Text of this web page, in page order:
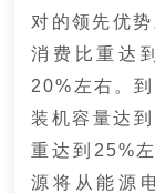
对的领先优
消费比重达
20%左右。
装机容量达
重达到25%
源将从能源